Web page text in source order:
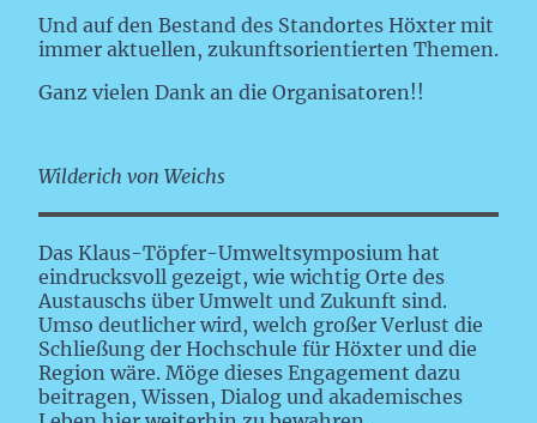
Und auf den Bestand des Standortes Höxter mit
immer aktuellen, zukunftsorientierten Themen.
Ganz vielen Dank an die Organisatoren!!
Wilderich von Weichs
Das Klaus-Töpfer-Umweltsymposium hat
eindrucksvoll gezeigt, wie wichtig Orte des
Austauschs über Umwelt und Zukunft sind.
Umso deutlicher wird, welch großer Verlust die
Schließung der Hochschule für Höxter und die
Region wäre. Möge dieses Engagement dazu
beitragen, Wissen, Dialog und akademisches